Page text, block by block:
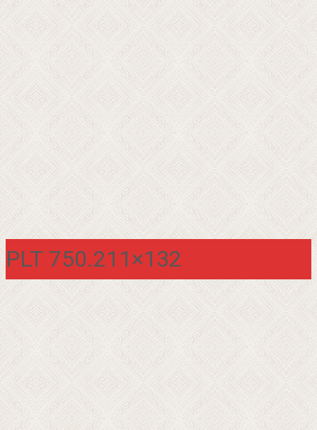
PLT 750.211×132